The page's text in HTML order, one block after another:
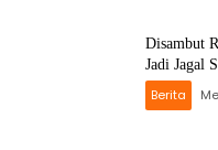
Disambut
Jadi Jagal
Berita